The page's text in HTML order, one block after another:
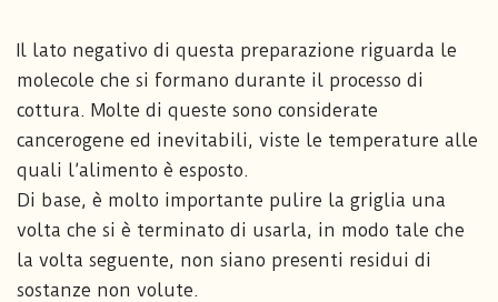
Il lato negativo di questa preparazione riguarda le
molecole che si formano durante il processo di
cottura. Molte di queste sono considerate
cancerogene ed inevitabili, viste le temperature alle
quali l’alimento è esposto.
Di base, è molto importante pulire la griglia una
volta che si è terminato di usarla, in modo tale che
la volta seguente, non siano presenti residui di
sostanze non volute.